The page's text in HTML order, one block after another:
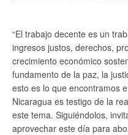
“El trabajo decente es un
ingresos justos, derechos,
crecimiento económico
fundamento de la paz, la
esto es lo que encontramos
Nicaragua es testigo de la
este tema. Siguiéndolos,
aprovechar este día para